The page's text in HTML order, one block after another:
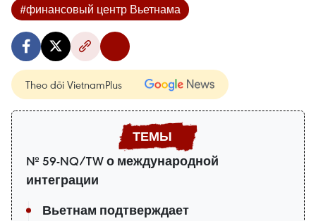
#финансовый центр Вьетнама
Theo dõi VietnamPlus
№ 59-NQ/TW о международной
интеграции
Вьетнам подтверждает